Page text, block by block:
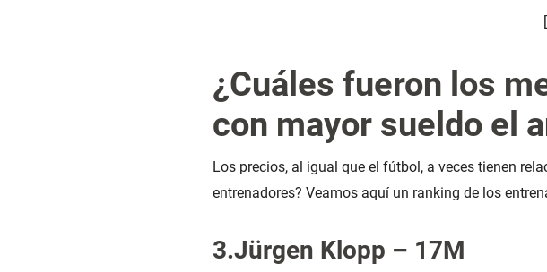
¿Cuáles fueron los
con mayor sueldo el
Los precios, al igual que el fútbol, a veces tienen
entrenadores? Veamos aquí un ranking de los
3.Jürgen Klopp – 17M